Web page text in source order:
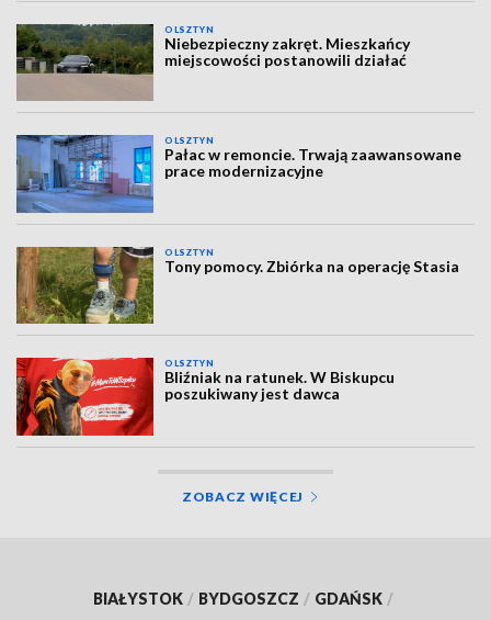
OLSZTYN
Niebezpieczny zakręt. Mieszkańcy
miejscowości postanowili działać
OLSZTYN
Pałac w remoncie. Trwają zaawansowane
prace modernizacyjne
OLSZTYN
Tony pomocy. Zbiórka na operację Stasia
OLSZTYN
Bliźniak na ratunek. W Biskupcu
poszukiwany jest dawca
ZOBACZ WIĘCEJ
BIAŁYSTOK / BYDGOSZCZ / GDAŃSK /